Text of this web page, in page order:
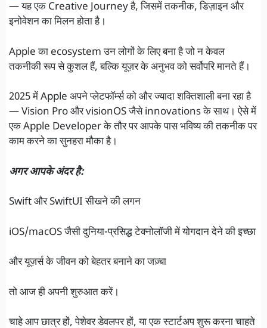
— यह एक Creative Journey है, जिसमें तकनीक, डिज़ाइन और
इनोवेशन का मिलन होता है।
Apple का ecosystem उन लोगों के लिए बना है जो न केवल
तकनीकी रूप से कुशल हैं, बल्कि यूज़र के अनुभव को सर्वोपरि मानते हैं।
2025 में Apple अपने प्लेटफॉर्म्स को और ज्यादा शक्तिशाली बना रहा है
— Vision Pro और visionOS जैसे innovations के साथ। ऐसे में
एक Apple Developer के तौर पर आपके पास भविष्य की तकनीक पर
काम करने का सुनहरा मौका है।
अगर आपके अंदर है:
Swift और SwiftUI सीखने की लगन
iOS/macOS जैसी दुनिया-प्रसिद्ध टेक्नोलॉजी में योगदान देने की इच्छा
और यूज़र्स के जीवन को बेहतर बनाने का जज़्बा
तो आज ही अपनी शुरुआत करें।
चाहे आप छात्र हों, पेशेवर डेवलपर हों, या एक स्टार्टअप शुरू करना चाहते